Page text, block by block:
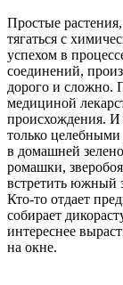
Простые
тягаться с
успехом в
соединений,
дорого и сложно.
медициной
происхождения. И
только целебными
в домашней
ромашки,
встретить южный
Кто-то отдает
собирает
интереснее
на окне.